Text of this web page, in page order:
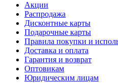
Акции
Распродажа
Дисконтные карты
Подарочные карты
Правила покупки и
Доставка и оплата
Гарантия и возврат
Оптовикам
Юридическим лицам